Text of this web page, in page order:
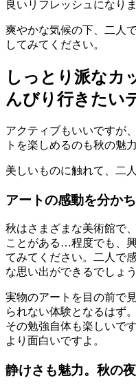
良いリフレッシュになりま
爽やかな気候の下、二人
してみてください。
しっとり派なカ
んびり行きたい
アクティブもいいですが
トを楽しめるのも秋の魅力
美しいものに触れて、二
アートの感動を分か
秋はさまざまな美術館で
ことがある…程度でも、
てみてください。二人で
な思い出ができるでしょう
実物のアートを目の前で
られない体験となるはず
その勉強自体も楽しいで
より面白いですよ。
静けさも魅力。秋の